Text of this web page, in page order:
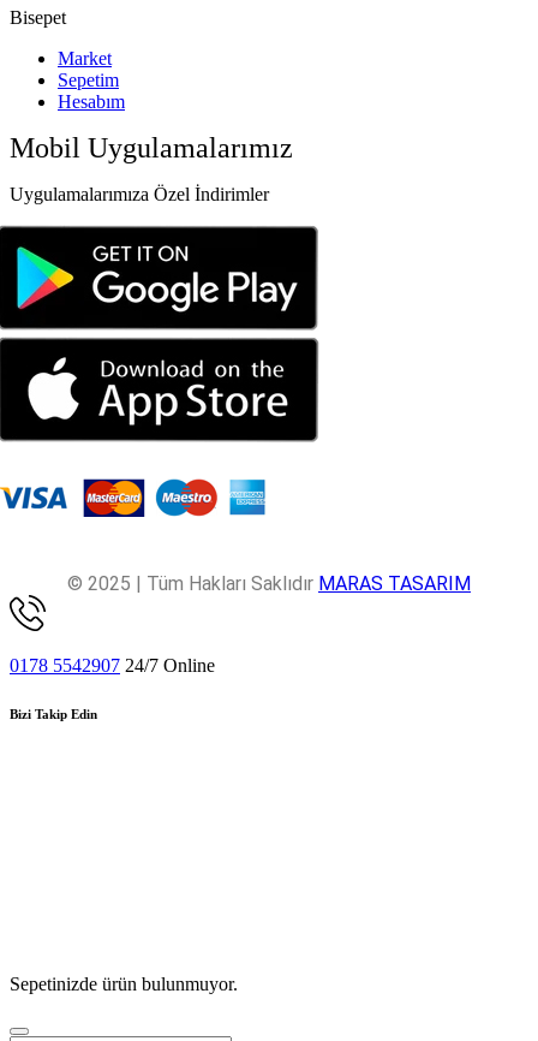
Bisepet
Market
Sepetim
Hesabım
Mobil Uygulamalarımız
Uygulamalarımıza Özel İndirimler
© 2025 | Tüm Hakları Saklıdır MARAS TASARIM
0178 5542907 24/7 Online
Bizi Takip Edin
Sepetinizde ürün bulunmuyor.